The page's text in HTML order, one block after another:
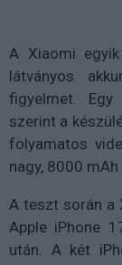
A Xiaomi
látványos
figyelmet.
szerint a
folyamatos
nagy, 8000
A teszt során a
Apple iPhone
után. A két